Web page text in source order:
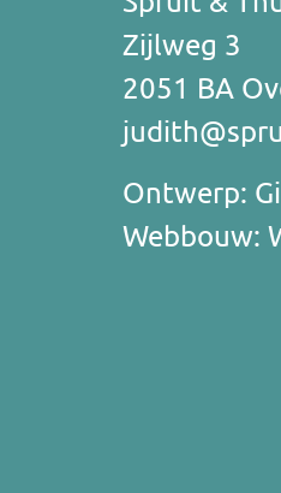
Zijlweg 3
2051 BA
Ontwerp:
Webbouw: